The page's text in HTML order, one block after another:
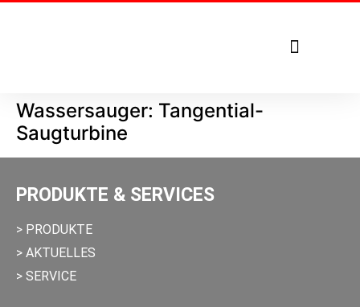
Wassersauger: Tangential-
Saugturbine
PRODUKTE & SERVICES
> PRODUKTE
> AKTUELLES
> SERVICE